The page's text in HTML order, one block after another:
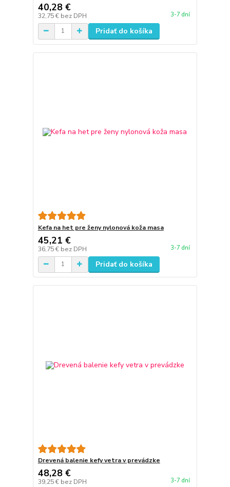
40,28 €
32,75 € bez DPH 3-7 dní
Pridať do košíka
Kefa na het pre ženy nylonová koža masa
45,21 €
36,75 € bez DPH 3-7 dní
Pridať do košíka
Drevená balenie kefy vetra v prevádzke
48,28 €
39,25 € bez DPH 3-7 dní